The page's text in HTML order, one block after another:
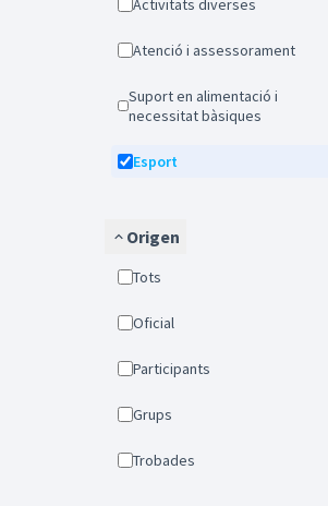
Activitats diverses
Atenció i assessorament
Suport en alimentació i
necessitat bàsiques
Esport
Origen
Tots
Oficial
Participants
Grups
Trobades